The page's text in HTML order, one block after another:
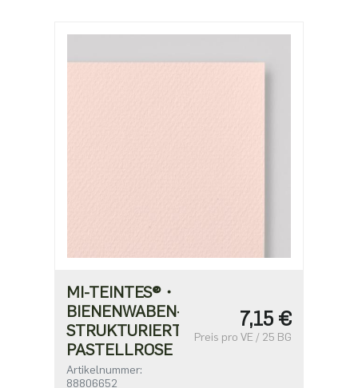
MI-TEINTES®・
BIENENWABEN-
STRUKTURIERT・
PASTELLROSE
Artikelnummer:
88806652
7,15 €
Preis pro VE / 25 BG